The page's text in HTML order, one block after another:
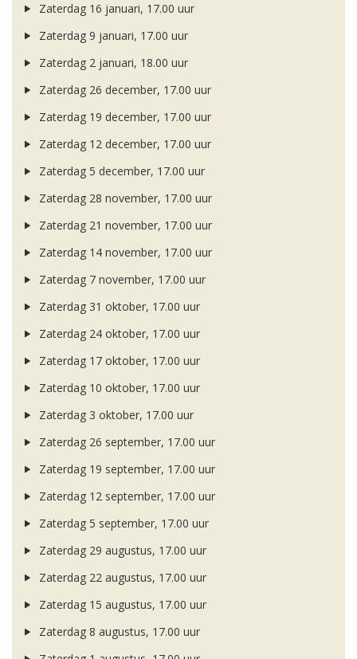
Zaterdag 16 januari, 17.00 uur
Zaterdag 9 januari, 17.00 uur
Zaterdag 2 januari, 18.00 uur
Zaterdag 26 december, 17.00 uur
Zaterdag 19 december, 17.00 uur
Zaterdag 12 december, 17.00 uur
Zaterdag 5 december, 17.00 uur
Zaterdag 28 november, 17.00 uur
Zaterdag 21 november, 17.00 uur
Zaterdag 14 november, 17.00 uur
Zaterdag 7 november, 17.00 uur
Zaterdag 31 oktober, 17.00 uur
Zaterdag 24 oktober, 17.00 uur
Zaterdag 17 oktober, 17.00 uur
Zaterdag 10 oktober, 17.00 uur
Zaterdag 3 oktober, 17.00 uur
Zaterdag 26 september, 17.00 uur
Zaterdag 19 september, 17.00 uur
Zaterdag 12 september, 17.00 uur
Zaterdag 5 september, 17.00 uur
Zaterdag 29 augustus, 17.00 uur
Zaterdag 22 augustus, 17.00 uur
Zaterdag 15 augustus, 17.00 uur
Zaterdag 8 augustus, 17.00 uur